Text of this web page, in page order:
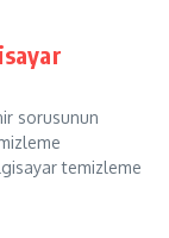
sorusunun
temizleme